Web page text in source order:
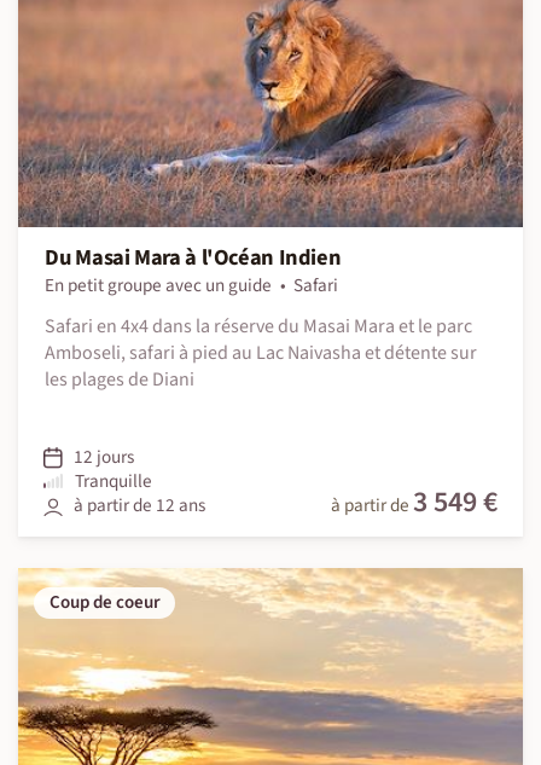
Du Masai Mara à l'Océan Indien
En petit groupe avec un guide
Safari
Safari en 4x4 dans la réserve du Masai Mara et le parc
Amboseli, safari à pied au Lac Naivasha et détente sur
les plages de Diani
12 jours
Tranquille
à partir de 12 ans
à partir de 3 549 €
Coup de coeur